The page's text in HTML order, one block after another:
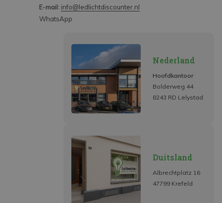
E-mail: info@ledlichtdiscounter.nl
WhatsApp
Nederland
Hoofdkantoor
Bolderweg 44
8243 RD Lelystad
Duitsland
Albrechtplatz 16
47799 Krefeld